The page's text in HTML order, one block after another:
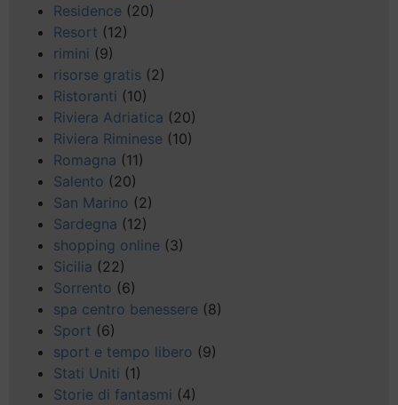
Residence (20)
Resort (12)
rimini (9)
risorse gratis (2)
Ristoranti (10)
Riviera Adriatica (20)
Riviera Riminese (10)
Romagna (11)
Salento (20)
San Marino (2)
Sardegna (12)
shopping online (3)
Sicilia (22)
Sorrento (6)
spa centro benessere (8)
Sport (6)
sport e tempo libero (9)
Stati Uniti (1)
Storie di fantasmi (4)